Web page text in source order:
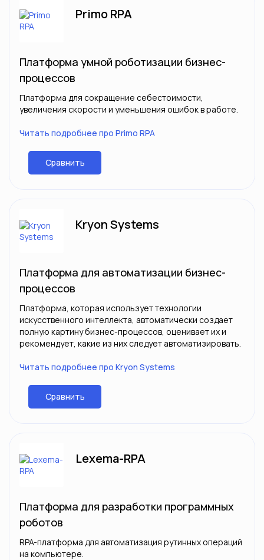
Primo RPA
Платформа умной роботизации бизнес-
процессов
Платформа для сокращение себестоимости,
увеличения скорости и уменьшения ошибок в работе.
Читать подробнее про Primo RPA
Сравнить
Kryon Systems
Платформа для автоматизации бизнес-
процессов
Платформа, которая использует технологии
искусственного интеллекта, автоматически создает
полную картину бизнес-процессов, оценивает их и
рекомендует, какие из них следует автоматизировать.
Читать подробнее про Kryon Systems
Сравнить
Lexema-RPA
Платформа для разработки программных
роботов
RPA-платформа для автоматизация рутинных операций
на компьютере.